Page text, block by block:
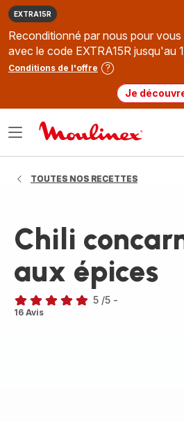
EXTRA15R
Reconditionné par nous pour
avec le code EXTRA15R jusqu'au
Conditions de l'offre
Je
Ouvrir
TOUTES NOS RECETTES
Chili
aux épices
Avis
5 /5 -
16 Avis